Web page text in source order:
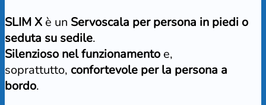
SLIM X è un Servoscala per persona in piedi o
seduta su sedile.
Silenzioso nel funzionamento e,
soprattutto, confortevole per la persona a
bordo.